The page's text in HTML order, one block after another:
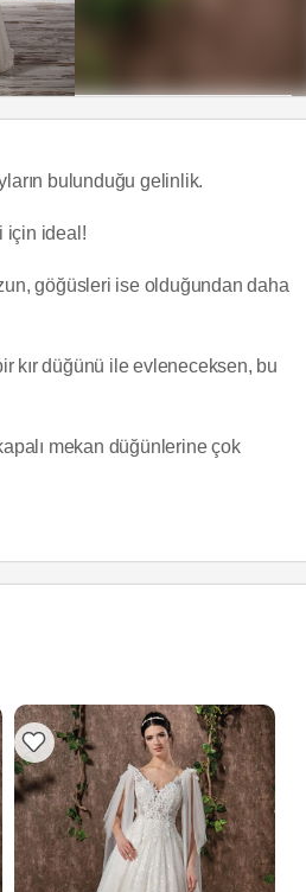
bulunduğu gelinlik.
için ideal!
göğüsleri ise olduğundan daha
kır düğünü ile evleneceksen, bu
mekan düğünlerine çok